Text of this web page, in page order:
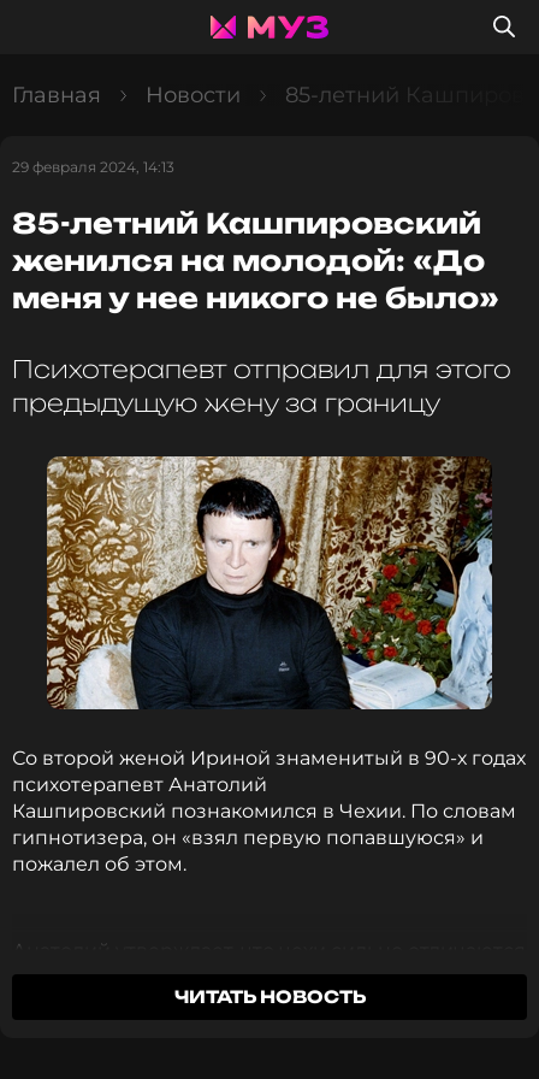
Главная Новости 85-летний
29 февраля 2024, 14:13
85-летний Кашпировский
женился на молодой: «До
меня у нее никого не было»
Психотерапевт отправил для этого
предыдущую жену за границу
Со второй женой Ириной знаменитый в 90-х годах
психотерапевт Анатолий
Кашпировский познакомился в Чехии. По словам
гипнотизера, он «взял первую попавшуюся» и
пожалел об этом.
Анатолий утверждает, что чехи сильно отличаются
от россиян, поэтому затея с женитьбой была
откровенной глупостью с его стороны. «До сих
ЧИТАТЬ НОВОСТЬ